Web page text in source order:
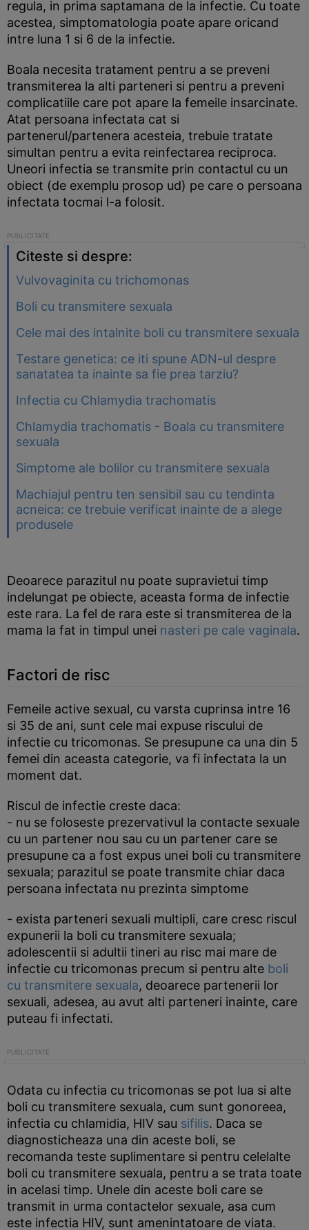
regula, in prima saptamana de la infectie. Cu toate
acestea, simptomatologia poate apare oricand
intre luna 1 si 6 de la infectie.
Boala necesita tratament pentru a se preveni
transmiterea la alti parteneri si pentru a preveni
complicatiile care pot apare la femeile insarcinate.
Atat persoana infectata cat si
partenerul/partenera acesteia, trebuie tratate
simultan pentru a evita reinfectarea reciproca.
Uneori infectia se transmite prin contactul cu un
obiect (de exemplu prosop ud) pe care o persoana
infectata tocmai l-a folosit.
Citeste si despre:
Vulvovaginita cu trichomonas
Boli cu transmitere sexuala
Cele mai des intalnite boli cu transmitere sexuala
Testare genetica: ce iti spune ADN-ul despre
sanatatea ta inainte sa fie prea tarziu?
Infectia cu Chlamydia trachomatis
Chlamydia trachomatis - Boala cu transmitere
sexuala
Simptome ale bolilor cu transmitere sexuala
Machiajul pentru ten sensibil sau cu tendinta
acneica: ce trebuie verificat inainte de a alege
produsele
Deoarece parazitul nu poate supravietui timp
indelungat pe obiecte, aceasta forma de infectie
este rara. La fel de rara este si transmiterea de la
mama la fat in timpul unei nasteri pe cale vaginala.
Factori de risc
Femeile active sexual, cu varsta cuprinsa intre 16
si 35 de ani, sunt cele mai expuse riscului de
infectie cu tricomonas. Se presupune ca una din 5
femei din aceasta categorie, va fi infectata la un
moment dat.
Riscul de infectie creste daca:
- nu se foloseste prezervativul la contacte sexuale
cu un partener nou sau cu un partener care se
presupune ca a fost expus unei boli cu transmitere
sexuala; parazitul se poate transmite chiar daca
persoana infectata nu prezinta simptome
- exista parteneri sexuali multipli, care cresc riscul
expunerii la boli cu transmitere sexuala;
adolescentii si adultii tineri au risc mai mare de
infectie cu tricomonas precum si pentru alte boli
cu transmitere sexuala, deoarece partenerii lor
sexuali, adesea, au avut alti parteneri inainte, care
puteau fi infectati.
Odata cu infectia cu tricomonas se pot lua si alte
boli cu transmitere sexuala, cum sunt gonoreea,
infectia cu chlamidia, HIV sau sifilis. Daca se
diagnosticheaza una din aceste boli, se
recomanda teste suplimentare si pentru celelalte
boli cu transmitere sexuala, pentru a se trata toate
in acelasi timp. Unele din aceste boli care se
transmit in urma contactelor sexuale, asa cum
este infectia HIV, sunt amenintatoare de viata.